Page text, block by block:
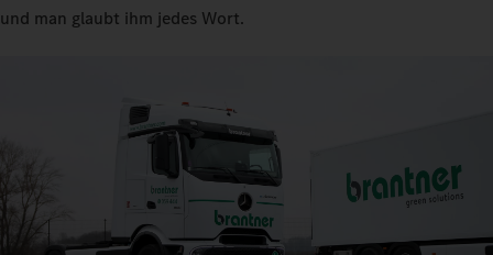
und man glaubt ihm jedes Wort.